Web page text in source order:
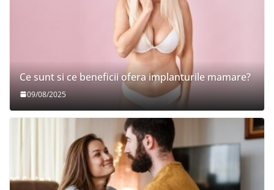
Ce sunt si ce beneficii ofera implanturile mamare?
09/08/2025